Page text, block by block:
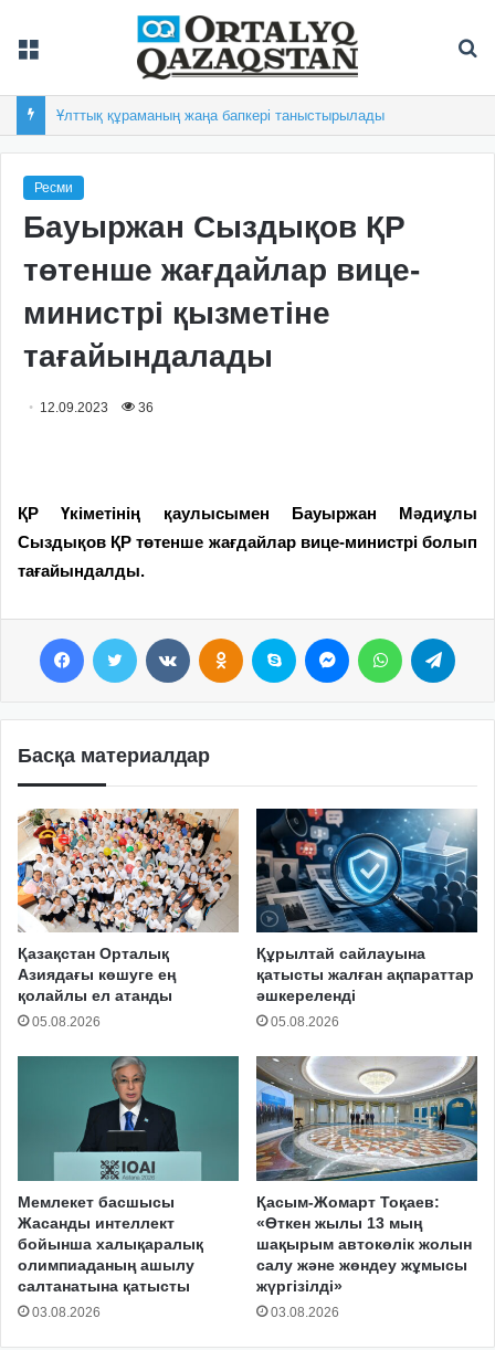
Ұлттық құраманың жаңа бапкері таныстырылады
Ресми
Бауыржан Сыздықов ҚР
төтенше жағдайлар вице-
министрі қызметіне
тағайындалады
12.09.2023 36
ҚР Үкіметінің қаулысымен Бауыржан Мәдиұлы
Сыздықов ҚР төтенше жағдайлар вице-министрі болып
тағайындалды.
Басқа материалдар
Қазақстан Орталық
Азиядағы көшуге ең
қолайлы ел атанды
05.08.2026
Құрылтай сайлауына
қатысты жалған ақпараттар
әшкереленді
05.08.2026
Мемлекет басшысы
Жасанды интеллект
бойынша халықаралық
олимпиаданың ашылу
салтанатына қатысты
03.08.2026
Қасым-Жомарт Тоқаев:
«Өткен жылы 13 мың
шақырым автокөлік жолын
салу және жөндеу жұмысы
жүргізілді»
03.08.2026